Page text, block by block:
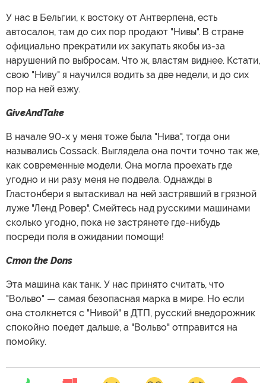
У нас в Бельгии, к востоку от Антверпена, есть
автосалон, там до сих пор продают "Нивы". В стране
официально прекратили их закупать якобы из-за
нарушений по выбросам. Что ж, властям виднее. Кстати,
свою "Ниву" я научился водить за две недели, и до сих
пор на ней езжу.
GiveAndTake
В начале 90-х у меня тоже была "Нива", тогда они
назывались Cossack. Выглядела она почти точно так же,
как современные модели. Она могла проехать где
угодно и ни разу меня не подвела. Однажды в
Гластонбери я вытаскивал на ней застрявший в грязной
луже "Ленд Ровер". Смейтесь над русскими машинами
сколько угодно, пока не застрянете где-нибудь
посреди поля в ожидании помощи!
Cmon the Dons
Эта машина как танк. У нас принято считать, что
"Вольво" — самая безопасная марка в мире. Но если
она столкнется с "Нивой" в ДТП, русский внедорожник
спокойно поедет дальше, а "Вольво" отправится на
помойку.